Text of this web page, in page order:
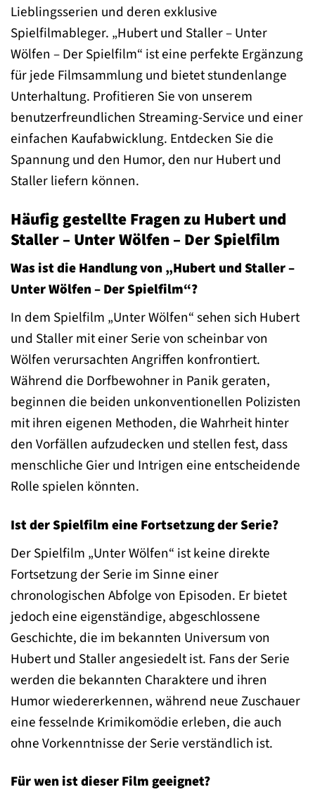
Lieblingsserien und deren exklusive
Spielfilmableger. „Hubert und Staller – Unter
Wölfen – Der Spielfilm“ ist eine perfekte Ergänzung
für jede Filmsammlung und bietet stundenlange
Unterhaltung. Profitieren Sie von unserem
benutzerfreundlichen Streaming-Service und einer
einfachen Kaufabwicklung. Entdecken Sie die
Spannung und den Humor, den nur Hubert und
Staller liefern können.
Häufig gestellte Fragen zu Hubert und
Staller – Unter Wölfen – Der Spielfilm
Was ist die Handlung von „Hubert und Staller –
Unter Wölfen – Der Spielfilm“?
In dem Spielfilm „Unter Wölfen“ sehen sich Hubert
und Staller mit einer Serie von scheinbar von
Wölfen verursachten Angriffen konfrontiert.
Während die Dorfbewohner in Panik geraten,
beginnen die beiden unkonventionellen Polizisten
mit ihren eigenen Methoden, die Wahrheit hinter
den Vorfällen aufzudecken und stellen fest, dass
menschliche Gier und Intrigen eine entscheidende
Rolle spielen könnten.
Ist der Spielfilm eine Fortsetzung der Serie?
Der Spielfilm „Unter Wölfen“ ist keine direkte
Fortsetzung der Serie im Sinne einer
chronologischen Abfolge von Episoden. Er bietet
jedoch eine eigenständige, abgeschlossene
Geschichte, die im bekannten Universum von
Hubert und Staller angesiedelt ist. Fans der Serie
werden die bekannten Charaktere und ihren
Humor wiedererkennen, während neue Zuschauer
eine fesselnde Krimikomödie erleben, die auch
ohne Vorkenntnisse der Serie verständlich ist.
Für wen ist dieser Film geeignet?